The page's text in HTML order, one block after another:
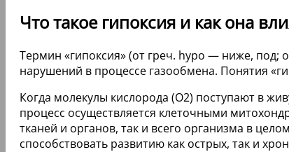
Что такое гипоксия и как она
Термин «гипоксия» (от греч. hypo — ниже, под;
нарушений в процессе газообмена. Понятия
Когда молекулы кислорода (О2) поступают в
процесс осуществляется клеточными
тканей и органов, так и всего организма в
способствовать развитию как острых, так и